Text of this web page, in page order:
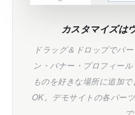
カスタマイズは
ドラッグ＆ドロップでパ
ン・バナー・プロフィー
ものを好きな場所に追加
OK。デモサイトの各パー